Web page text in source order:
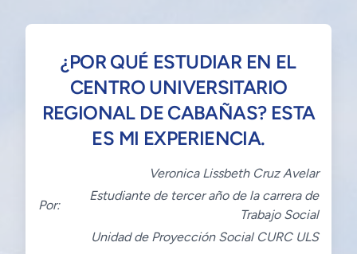
¿POR QUÉ ESTUDIAR EN EL
CENTRO UNIVERSITARIO
REGIONAL DE CABAÑAS? ESTA
ES MI EXPERIENCIA.
Por:
Veronica Lissbeth Cruz Avelar
Estudiante de tercer año de la carrera de
Trabajo Social
Unidad de Proyección Social CURC ULS